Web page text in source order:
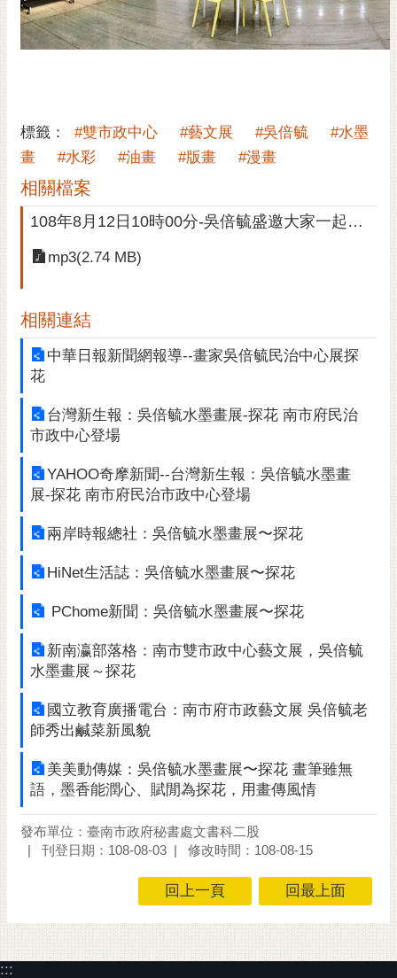
標籤： #雙市政中心 #藝文展 #吳倍毓
#水墨
畫
#水彩 #油畫 #版畫 #漫畫
相關檔案
108年8月12日10時00分-吳倍毓盛邀大家一起來~探花-建國電台陳素鐘記者報導
mp3(2.74 MB)
相關連結
中華日報新聞網報導--畫家吳倍毓民治中心展探
花
台灣新生報：吳倍毓水墨畫展-探花 南市府民治
市政中心登場
YAHOO奇摩新聞--台灣新生報：吳倍毓水墨畫
展-探花 南市府民治市政中心登場
兩岸時報總社：吳倍毓水墨畫展〜探花
HiNet生活誌：吳倍毓水墨畫展〜探花
PChome新聞：吳倍毓水墨畫展〜探花
新南瀛部落格：南市雙市政中心藝文展，吳倍毓
水墨畫展～探花
國立教育廣播電台：南市府市政藝文展 吳倍毓老
師秀出鹹菜新風貌
美美動傳媒：吳倍毓水墨畫展〜探花 畫筆雖無
語，墨香能潤心、賦閒為探花，用畫傳風情
發布單位：臺南市政府秘書處文書科二股
刊登日期：108-08-03
修改時間：108-08-15
回上一頁 回最上面
:::